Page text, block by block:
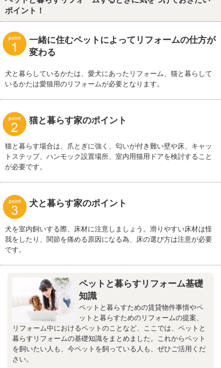
ポイント！
一緒に住むペットによってリフォームの仕方が
変わる
犬と暮らしているかたは、愛犬にあったリフォーム、猫と暮らして
いるかたは愛猫用のリフォームが必要となります。
猫と暮らす家のポイント
猫と暮らす場合は、爪とぎに強く、匂いが付き難い壁や床、キャッ
トステップ、ハンモック設置場所、室内用猫用ドアを検討すること
が必要です。
犬と暮らす家のポイント
犬を室内飼いする際、床材に注意しましょう。滑りやすい床材は怪
我をしたり、関節を痛める原因になる為、床の選び方は注意が必要
です。
ペットと暮らすリフォーム基礎
知識
ペットと暮らすための賃貸物件事情やペ
ットと暮らすためのリフォームの提案、
リフォーム中におけるペットのことなど、ここでは、ペットと
暮らすリフォームの基礎知識をまとめました。これからペット
を飼いたい人も、今ペットを飼っている人も、ぜひご活用くだ
さい。